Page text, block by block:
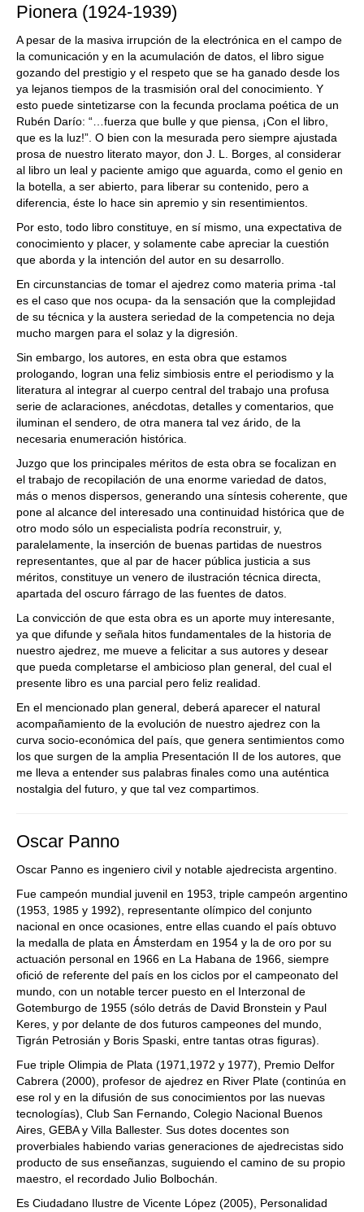
Pionera (1924-1939)
A pesar de la masiva irrupción de la electrónica en el campo de
la comunicación y en la acumulación de datos, el libro sigue
gozando del prestigio y el respeto que se ha ganado desde los
ya lejanos tiempos de la trasmisión oral del conocimiento. Y
esto puede sintetizarse con la fecunda proclama poética de un
Rubén Darío: “…fuerza que bulle y que piensa, ¡Con el libro,
que es la luz!”. O bien con la mesurada pero siempre ajustada
prosa de nuestro literato mayor, don J. L. Borges, al considerar
al libro un leal y paciente amigo que aguarda, como el genio en
la botella, a ser abierto, para liberar su contenido, pero a
diferencia, éste lo hace sin apremio y sin resentimientos.
Por esto, todo libro constituye, en sí mismo, una expectativa de
conocimiento y placer, y solamente cabe apreciar la cuestión
que aborda y la intención del autor en su desarrollo.
En circunstancias de tomar el ajedrez como materia prima -tal
es el caso que nos ocupa- da la sensación que la complejidad
de su técnica y la austera seriedad de la competencia no deja
mucho margen para el solaz y la digresión.
Sin embargo, los autores, en esta obra que estamos
prologando, logran una feliz simbiosis entre el periodismo y la
literatura al integrar al cuerpo central del trabajo una profusa
serie de aclaraciones, anécdotas, detalles y comentarios, que
iluminan el sendero, de otra manera tal vez árido, de la
necesaria enumeración histórica.
Juzgo que los principales méritos de esta obra se focalizan en
el trabajo de recopilación de una enorme variedad de datos,
más o menos dispersos, generando una síntesis coherente, que
pone al alcance del interesado una continuidad histórica que de
otro modo sólo un especialista podría reconstruir, y,
paralelamente, la inserción de buenas partidas de nuestros
representantes, que al par de hacer pública justicia a sus
méritos, constituye un venero de ilustración técnica directa,
apartada del oscuro fárrago de las fuentes de datos.
La convicción de que esta obra es un aporte muy interesante,
ya que difunde y señala hitos fundamentales de la historia de
nuestro ajedrez, me mueve a felicitar a sus autores y desear
que pueda completarse el ambicioso plan general, del cual el
presente libro es una parcial pero feliz realidad.
En el mencionado plan general, deberá aparecer el natural
acompañamiento de la evolución de nuestro ajedrez con la
curva socio-económica del país, que genera sentimientos como
los que surgen de la amplia Presentación II de los autores, que
me lleva a entender sus palabras finales como una auténtica
nostalgia del futuro, y que tal vez compartimos.
Oscar Panno
Oscar Panno es ingeniero civil y notable ajedrecista argentino.
Fue campeón mundial juvenil en 1953, triple campeón argentino
(1953, 1985 y 1992), representante olímpico del conjunto
nacional en once ocasiones, entre ellas cuando el país obtuvo
la medalla de plata en Ámsterdam en 1954 y la de oro por su
actuación personal en 1966 en La Habana de 1966, siempre
ofició de referente del país en los ciclos por el campeonato del
mundo, con un notable tercer puesto en el Interzonal de
Gotemburgo de 1955 (sólo detrás de David Bronstein y Paul
Keres, y por delante de dos futuros campeones del mundo,
Tigrán Petrosián y Boris Spaski, entre tantas otras figuras).
Fue triple Olimpia de Plata (1971,1972 y 1977), Premio Delfor
Cabrera (2000), profesor de ajedrez en River Plate (continúa en
ese rol y en la difusión de sus conocimientos por las nuevas
tecnologías), Club San Fernando, Colegio Nacional Buenos
Aires, GEBA y Villa Ballester. Sus dotes docentes son
proverbiales habiendo varias generaciones de ajedrecistas sido
producto de sus enseñanzas, suguiendo el camino de su propio
maestro, el recordado Julio Bolbochán.
Es Ciudadano Ilustre de Vicente López (2005), Personalidad